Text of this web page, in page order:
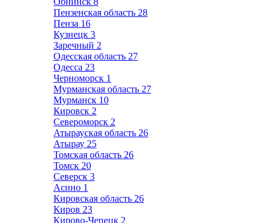
Пензенская область 28
Пенза 16
Кузнецк 3
Заречный 2
Одесская область 27
Одесса 23
Черноморск 1
Мурманская область 27
Мурманск 10
Кировск 2
Североморск 2
Атырауская область 26
Атырау 25
Томская область 26
Томск 20
Северск 3
Асино 1
Кировская область 26
Киров 23
Кирово-Чепецк 2